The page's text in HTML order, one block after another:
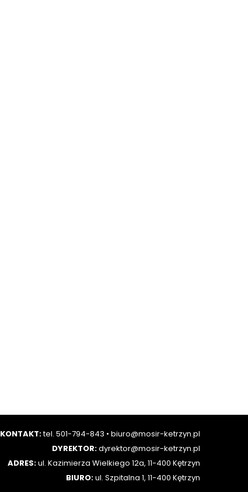
KONTAKT:tel. 501-794-843 • biuro@mosir-ketrzyn.pl
DYREKTOR:dyrektor@mosir-ketrzyn.pl
ADRES:ul. Kazimierza Wielkiego 12a, 11-400 Kętrzyn
BIURO:ul. Szpitalna 1, 11-400 Kętrzyn